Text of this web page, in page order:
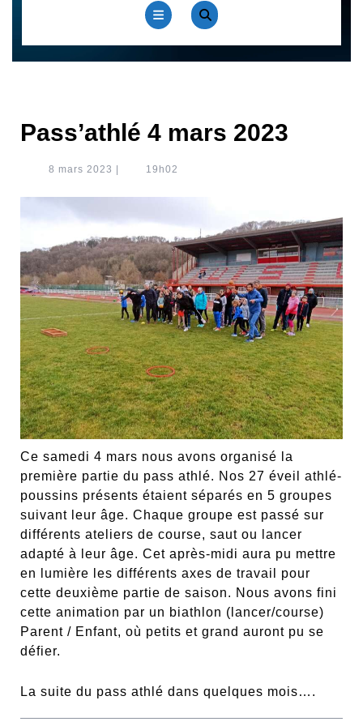
Open
Button
Pass’athlé 4 mars 2023
8 mars 2023 8
2023
19h02
Ce samedi 4 mars nous avons organisé la
première partie du pass athlé. Nos 27 éveil athlé-
poussins présents étaient séparés en 5 groupes
suivant leur âge. Chaque groupe est passé sur
différents ateliers de course, saut ou lancer
adapté à leur âge. Cet après-midi aura pu mettre
en lumière les différents axes de travail pour
cette deuxième partie de saison. Nous avons fini
cette animation par un biathlon (lancer/course)
Parent / Enfant, où petits et grand auront pu se
défier.
La suite du pass athlé dans quelques mois….